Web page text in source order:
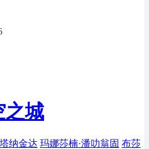
之城
纳金达 玛娜莎楠·潘叻翁固 布莎